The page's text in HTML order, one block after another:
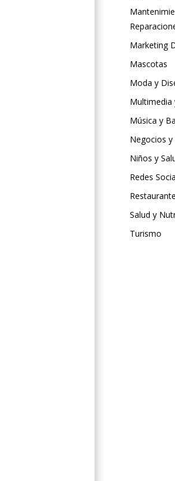
Marketing
Mascotas
Moda y
Multimedia
Música y
Negocios
Niños y
Redes
Salud y
Turismo